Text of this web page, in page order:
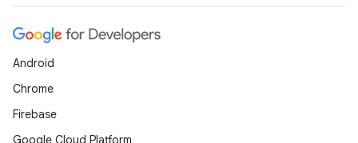
Android
Chrome
Firebase
Google Cloud Platform